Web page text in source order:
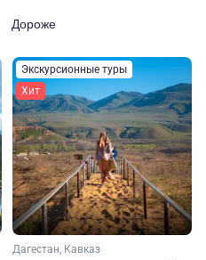
Дороже
Экскурсионные туры
Хит
Дагестан, Кавказ